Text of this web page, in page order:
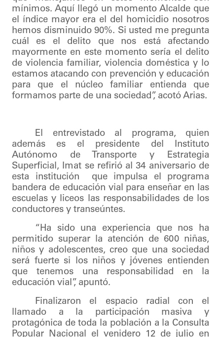
mínimos. Aquí llegó un momento Alcalde que
el índice mayor era el del homicidio nosotros
hemos disminuido 90%. Si usted me pregunta
cuál es el delito que nos está afectando
mayormente en este momento sería el delito
de violencia familiar, violencia doméstica y lo
estamos atacando con prevención y educación
para que el núcleo familiar entienda que
formamos parte de una sociedad”, acotó Arias.
El entrevistado al programa, quien
además es el presidente del Instituto
Autónomo de Transporte y Estrategia
Superficial, Imat se refirió al 34 aniversario de
esta institución que impulsa el programa
bandera de educación vial para enseñar en las
escuelas y liceos las responsabilidades de los
conductores y transeúntes.
“Ha sido una experiencia que nos ha
permitido superar la atención de 600 niñas,
niños y adolescentes, creo que una sociedad
será fuerte si los niños y jóvenes entienden
que tenemos una responsabilidad en la
educación vial”, apuntó.
Finalizaron el espacio radial con el
llamado a la participación masiva y
protagónica de toda la población a la Consulta
Popular Nacional el venidero 12 de julio en